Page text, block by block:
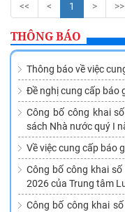
<< < 1 > >>
THÔNG BÁO
Thông báo về việc
Đề nghị cung cấp báo
Công bố công khai
sách Nhà nước quý I
Về việc cung cấp báo
Công bố công khai
2026 của Trung tâm
Công bố công khai